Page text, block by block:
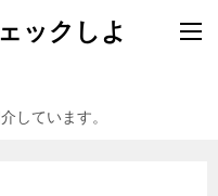
ックしよ
しています。